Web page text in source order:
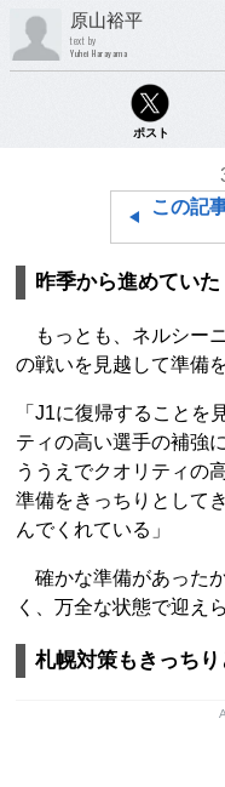
原山裕平
text by
Yuhei Harayama
ポスト
この記
昨季から進めていた
もっとも、ネルシー
の戦いを見越して準備
「J1に復帰することを
ティの高い選手の補強
ううえでクオリティの
準備をきっちりとして
んでくれている」
確かな準備があった
く、万全な状態で迎え
札幌対策もきっちり